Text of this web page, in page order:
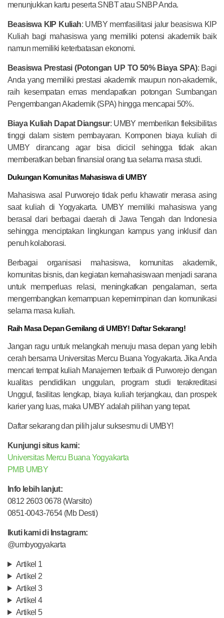
menunjukkan kartu peserta SNBT atau SNBP Anda.
Beasiswa KIP Kuliah: UMBY memfasilitasi jalur beasiswa KIP
Kuliah bagi mahasiswa yang memiliki potensi akademik baik
namun memiliki keterbatasan ekonomi.
Beasiswa Prestasi (Potongan UP TO 50% Biaya SPA): Bagi
Anda yang memiliki prestasi akademik maupun non-akademik,
raih kesempatan emas mendapatkan potongan Sumbangan
Pengembangan Akademik (SPA) hingga mencapai 50%.
Biaya Kuliah Dapat Diangsur: UMBY memberikan fleksibilitas
tinggi dalam sistem pembayaran. Komponen biaya kuliah di
UMBY dirancang agar bisa dicicil sehingga tidak akan
memberatkan beban finansial orang tua selama masa studi.
Dukungan Komunitas Mahasiswa di UMBY
Mahasiswa asal Purworejo tidak perlu khawatir merasa asing
saat kuliah di Yogyakarta. UMBY memiliki mahasiswa yang
berasal dari berbagai daerah di Jawa Tengah dan Indonesia
sehingga menciptakan lingkungan kampus yang inklusif dan
penuh kolaborasi.
Berbagai organisasi mahasiswa, komunitas akademik,
komunitas bisnis, dan kegiatan kemahasiswaan menjadi sarana
untuk memperluas relasi, meningkatkan pengalaman, serta
mengembangkan kemampuan kepemimpinan dan komunikasi
selama masa kuliah.
Raih Masa Depan Gemilang di UMBY! Daftar Sekarang!
Jangan ragu untuk melangkah menuju masa depan yang lebih
cerah bersama Universitas Mercu Buana Yogyakarta. Jika Anda
mencari tempat kuliah Manajemen terbaik di Purworejo dengan
kualitas pendidikan unggulan, program studi terakreditasi
Unggul, fasilitas lengkap, biaya kuliah terjangkau, dan prospek
karier yang luas, maka UMBY adalah pilihan yang tepat.
Daftar sekarang dan pilih jalur suksesmu di UMBY!
Kunjungi situs kami:
Universitas Mercu Buana Yogyakarta
PMB UMBY
Info lebih lanjut:
0812 2603 0678 (Warsito)
0851-0043-7654 (Mb Desti)
Ikuti kami di Instagram:
@umbyogyakarta
Artikel 1
Artikel 2
Artikel 3
Artikel 4
Artikel 5